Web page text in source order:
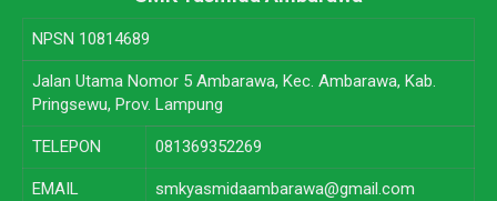
NPSN 10814689
Jalan Utama Nomor 5 Ambarawa, Kec. Ambarawa, Kab.
Pringsewu, Prov. Lampung
TELEPON 081369352269
EMAIL smkyasmidaambarawa@gmail.com